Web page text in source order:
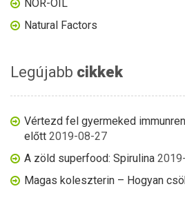
NOR-OIL
Natural Factors
Legújabb cikkek
Vértezd fel gyermeked
előtt 2019-08-27
A zöld superfood: Spirulina
Magas koleszterin – Hogyan